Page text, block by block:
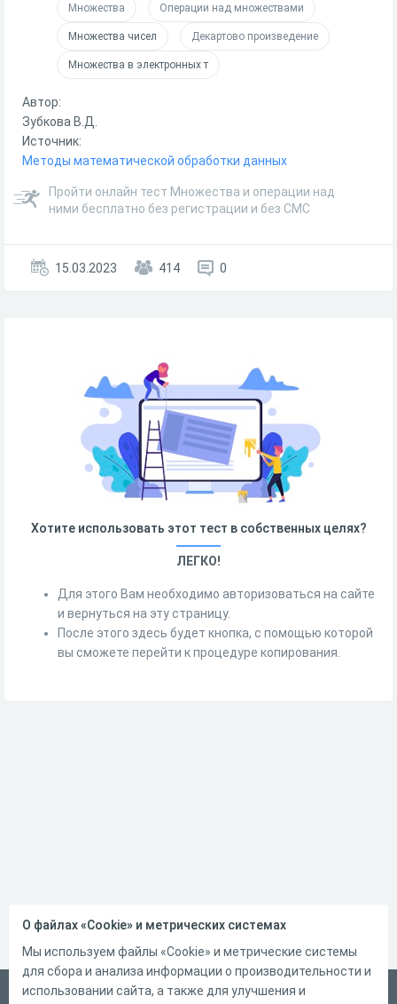
Множества Операции над множествами
Множества чисел Декартово произведение
Множества в электронных т
Автор:
Зубкова В.Д.
Источник:
Методы математической обработки данных
Пройти онлайн тест Множества и операции над
ними бесплатно без регистрации и без СМС
15.03.2023 414 0
Хотите использовать этот тест в собственных целях?
ЛЕГКО!
Для этого Вам необходимо авторизоваться на сайте
и вернуться на эту страницу.
После этого здесь будет кнопка, с помощью которой
вы сможете перейти к процедуре копирования.
Русский
О файлах «Cookie» и метрических системах
Мы используем файлы «Cookie» и метрические системы
для сбора и анализа информации о производительности и
использовании сайта, а также для улучшения и